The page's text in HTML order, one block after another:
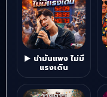
▶ น้ำมันแพง ไม่มี
แรงเดิน